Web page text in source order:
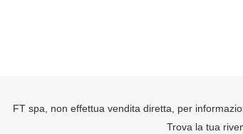
FT spa, non effettua vendita diretta, per
Trova la tua